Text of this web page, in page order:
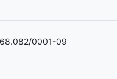
0001-09